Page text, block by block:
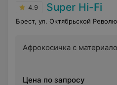
4.9 Super Hi-Fi
Брест, ул. Октябрьской
Афрокосичка с
Цена по запросу